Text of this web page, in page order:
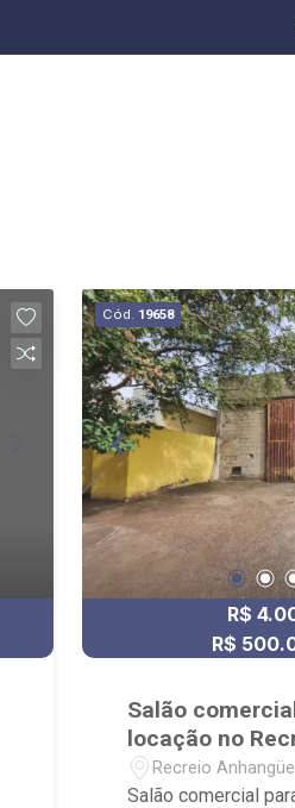
Cód. 19658
R$
R$
Salão
locação no
Anhangüera
Recreio
Preto/SP
Salão comercial